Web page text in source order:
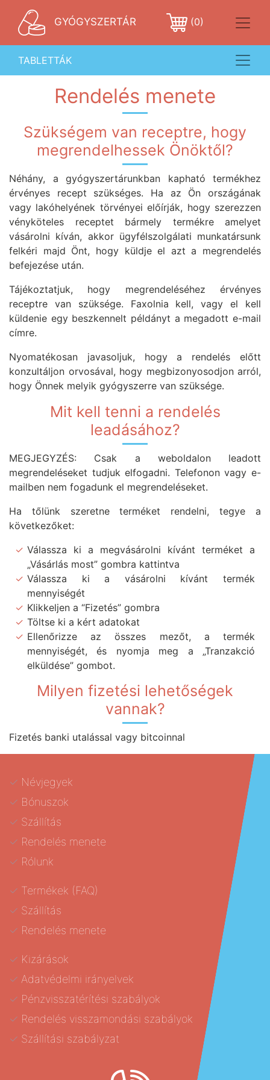
GYÓGYSZERTÁR (0)
TABLETTÁK
Rendelés menete
Szükségem van receptre, hogy
megrendelhessek Önöktől?
Néhány, a gyógyszertárunkban kapható termékhez
érvényes recept szükséges. Ha az Ön országának
vagy lakóhelyének törvényei előírják, hogy szerezzen
vényköteles receptet bármely termékre amelyet
vásárolni kíván, akkor ügyfélszolgálati munkatársunk
felkéri majd Önt, hogy küldje el azt a megrendelés
befejezése után.
Tájékoztatjuk, hogy megrendeléséhez érvényes
receptre van szüksége. Faxolnia kell, vagy el kell
küldenie egy beszkennelt példányt a megadott e-mail
címre.
Nyomatékosan javasoljuk, hogy a rendelés előtt
konzultáljon orvosával, hogy megbizonyosodjon arról,
hogy Önnek melyik gyógyszerre van szüksége.
Mit kell tenni a rendelés
leadásához?
MEGJEGYZÉS: Csak a weboldalon leadott
megrendeléseket tudjuk elfogadni. Telefonon vagy e-
mailben nem fogadunk el megrendeléseket.
Ha tőlünk szeretne terméket rendelni, tegye a
következőket:
Válassza ki a megvásárolni kívánt terméket a
„Vásárlás most” gombra kattintva
Válassza ki a vásárolni kívánt termék
mennyiségét
Klikkeljen a “Fizetés” gombra
Töltse ki a kért adatokat
Ellenőrizze az összes mezőt, a termék
mennyiségét, és nyomja meg a „Tranzakció
elküldése” gombot.
Milyen fizetési lehetőségek
vannak?
Fizetés banki utalással vagy bitcoinnal
Névjegyek
Bónuszok
Szállítás
Rendelés menete
Rólunk
Termékek (FAQ)
Szállítás
Rendelés menete
Kizárások
Adatvédelmi irányelvek
Pénzvisszatérítési szabályok
Rendelés visszamondási szabályok
Szállítási szabályzat